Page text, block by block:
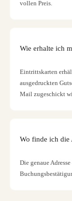
vollen Preis.
Wie erhalte ich
Eintrittskarten
ausgedruckten
Mail zugeschickt
Wo finde ich die
Die genaue